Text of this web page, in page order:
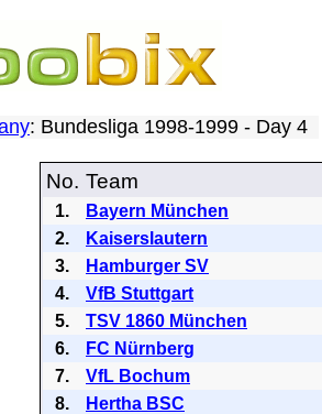
: Bundesliga 1998-1999 - Day 4
No. Team
1. Bayern München
2.
Kaiserslautern
3.
Hamburger SV
4.
VfB Stuttgart
5.
TSV 1860 München
6.
FC Nürnberg
7.
VfL Bochum
8.
Hertha BSC